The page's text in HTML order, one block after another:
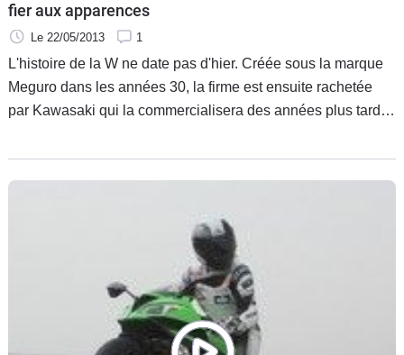
fier aux apparences
Le 22/05/2013 1
L'histoire de la W ne date pas d'hier. Créée sous la marque
Meguro dans les années 30, la firme est ensuite rachetée
par Kawasaki qui la commercialisera des années plus tard
destinée au marché américain et au marché japonais plutôt
enclin aux petites cylindrées.